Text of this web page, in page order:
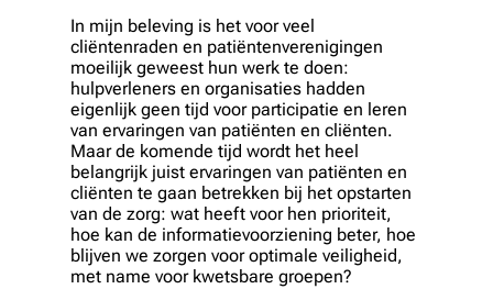
In mijn beleving is het voor veel
cliëntenraden en patiëntenverenigingen
moeilijk geweest hun werk te doen:
hulpverleners en organisaties hadden
eigenlijk geen tijd voor participatie en leren
van ervaringen van patiënten en cliënten.
Maar de komende tijd wordt het heel
belangrijk juist ervaringen van patiënten en
cliënten te gaan betrekken bij het opstarten
van de zorg: wat heeft voor hen prioriteit,
hoe kan de informatievoorziening beter, hoe
blijven we zorgen voor optimale veiligheid,
met name voor kwetsbare groepen?